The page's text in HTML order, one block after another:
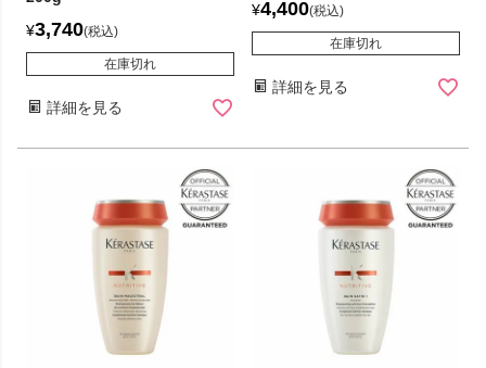
¥3,740 税込
在庫切れ
詳細を見る
¥4,400 税込
在庫切れ
詳細を見る